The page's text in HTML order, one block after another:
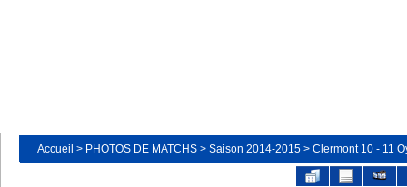
Accueil > PHOTOS DE MATCHS > Saison 2014-2015 > Clermont 10 - 11